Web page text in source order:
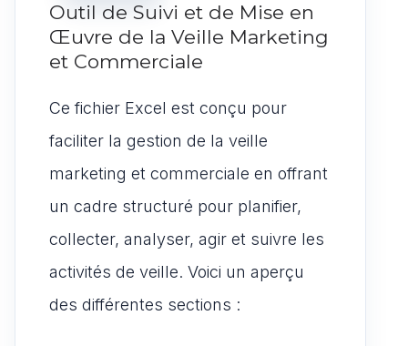
Outil de Suivi et de Mise en
Œuvre de la Veille Marketing
et Commerciale
Ce fichier Excel est conçu pour
faciliter la gestion de la veille
marketing et commerciale en offrant
un cadre structuré pour planifier,
collecter, analyser, agir et suivre les
activités de veille. Voici un aperçu
des différentes sections :